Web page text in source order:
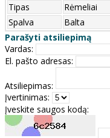
Tipas
Rėmeliai
Spalva
Balta
Parašyti atsiliepimą
Vardas:
El. pašto adresas:
Atsiliepimas:
Įvertinimas:
Įveskite saugos kodą: